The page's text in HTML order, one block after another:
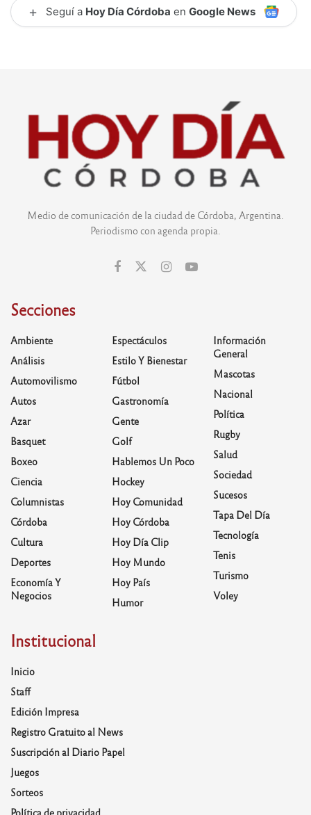
+ Seguí a Hoy Día Córdoba en Google News
Medio de comunicación de la ciudad de Córdoba, Argentina.
Periodismo con agenda propia.
Secciones
Ambiente
Análisis
Automovilismo
Autos
Azar
Basquet
Boxeo
Ciencia
Columnistas
Córdoba
Cultura
Deportes
Economía Y
Negocios
Espectáculos
Estilo Y Bienestar
Fútbol
Gastronomía
Gente
Golf
Hablemos Un Poco
Hockey
Hoy Comunidad
Hoy Córdoba
Hoy Día Clip
Hoy Mundo
Hoy País
Humor
Información
General
Mascotas
Nacional
Política
Rugby
Salud
Sociedad
Sucesos
Tapa Del Día
Tecnología
Tenis
Turismo
Voley
Institucional
Inicio
Staff
Edición Impresa
Registro Gratuito al News
Suscripción al Diario Papel
Juegos
Sorteos
Política de privacidad